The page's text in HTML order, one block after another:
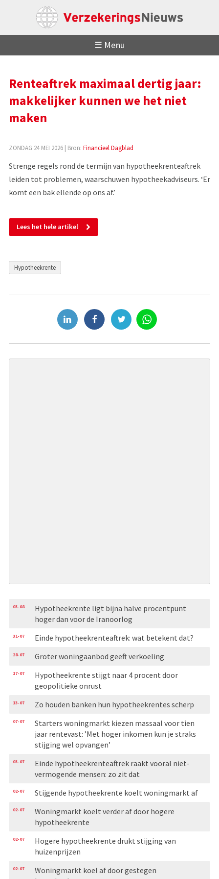
☰ Menu
Renteaftrek maximaal dertig jaar:
makkelijker kunnen we het niet
maken
ZONDAG 24 MEI 2026| Bron: Financieel Dagblad
Strenge regels rond de termijn van hypotheekrenteaftrek
leiden tot problemen, waarschuwen hypotheekadviseurs. ‘Er
komt een bak ellende op ons af.’
Lees het hele artikel
Hypotheekrente
03-08
Hypotheekrente ligt bijna halve procentpunt
hoger dan voor de Iranoorlog
31-07 Einde hypotheekrenteaftrek: wat betekent dat?
28-07 Groter woningaanbod geeft verkoeling
17-07
Hypotheekrente stijgt naar 4 procent door
geopolitieke onrust
13-07 Zo houden banken hun hypotheekrentes scherp
07-07
Starters woningmarkt kiezen massaal voor tien
jaar rentevast: ’Met hoger inkomen kun je straks
stijging wel opvangen’
03-07
Einde hypotheekrenteaftrek raakt vooral niet-
vermogende mensen: zo zit dat
02-07 Stijgende hypotheekrente koelt woningmarkt af
02-07
Woningmarkt koelt verder af door hogere
hypotheekrente
02-07
Hogere hypotheekrente drukt stijging van
huizenprijzen
02-07
Woningmarkt koel af door gestegen